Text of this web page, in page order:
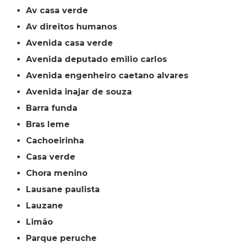
av casa verde
av direitos humanos
avenida casa verde
avenida deputado emilio carlos
avenida engenheiro caetano alvares
avenida inajar de souza
barra funda
bras leme
cachoeirinha
casa verde
chora menino
lausane paulista
lauzane
limão
parque peruche